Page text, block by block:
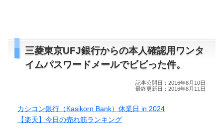
三菱東京UFJ銀行からの本人確認用ワンタ
イムパスワードメールでビビった件。
記事公開日：2016年8月10日
最終更新日：2016年8月11日
カシコン銀行（Kasikorn Bank）休業日 in 2024
【楽天】今日の売れ筋ランキング